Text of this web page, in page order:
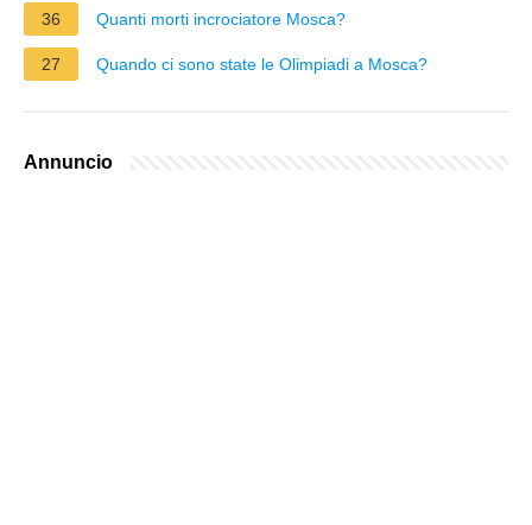
36 Quanti morti incrociatore Mosca?
27 Quando ci sono state le Olimpiadi a Mosca?
Annuncio